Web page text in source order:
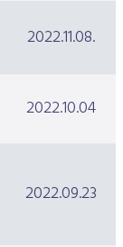
2022.11.08.
2022.10.04
2022.09.23